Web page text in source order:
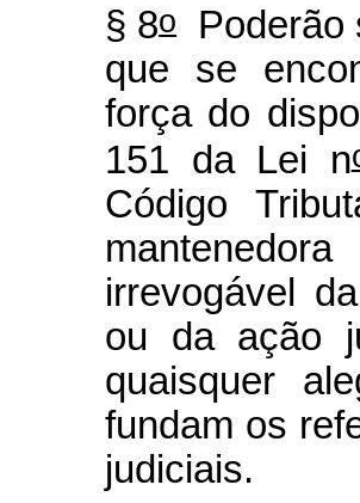
§ 8oPoderão
que se
força do
151 da Lei n
Código
irrevogável
ou da ação
quaisquer
fundam os
judiciais.